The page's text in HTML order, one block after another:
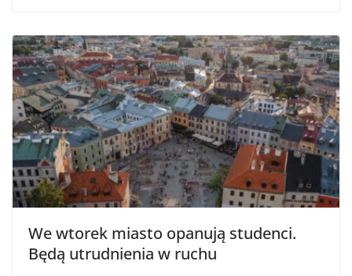
We wtorek miasto opanują studenci.
Będą utrudnienia w ruchu